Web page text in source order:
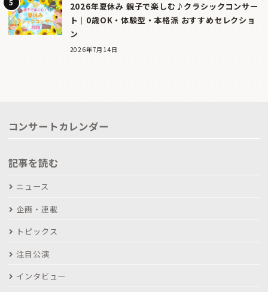
2026年夏休み 親子で楽しむ♪クラシックコンサー
ト｜0歳OK・体験型・本格派 おすすめセレクショ
ン
2026年7月14日
コンサートカレンダー
記事を読む
ニュース
企画・連載
トピックス
注目公演
インタビュー